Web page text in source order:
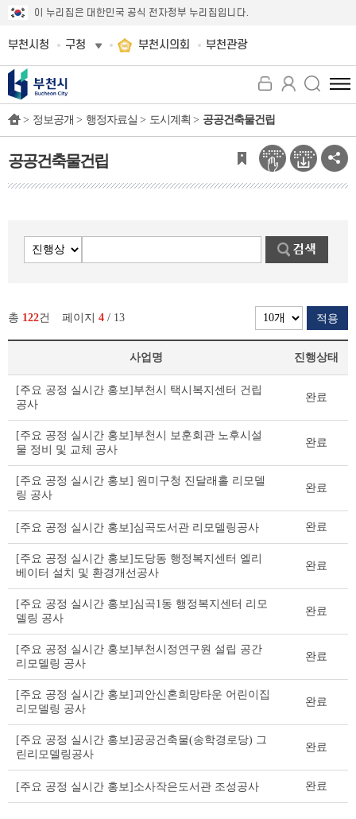
이 누리집은 대한민국 공식 전자정부 누리집입니다.
부천시청 구청 부천시의회 부천관광
전
체
뉴
보
기
> 정보공개 > 행정자료실 > 도시계획 > 공공건축물건립
공공건축물건립
총 122건 페이지 4 / 13 적용
공
공
축
물
건
립
리
스
트
테
이
블
사업명 진행상태
[주요 공정 실시간 홍보]부천시 택시복지센터 건립
공사
완료
[주요 공정 실시간 홍보]부천시 보훈회관 노후시설
물 정비 및 교체 공사
완료
[주요 공정 실시간 홍보] 원미구청 진달래홀 리모델
링 공사
완료
[주요 공정 실시간 홍보]심곡도서관 리모델링공사 완료
[주요 공정 실시간 홍보]도당동 행정복지센터 엘리
베이터 설치 및 환경개선공사
완료
[주요 공정 실시간 홍보]심곡1동 행정복지센터 리모
델링 공사
완료
[주요 공정 실시간 홍보]부천시정연구원 설립 공간
리모델링 공사
완료
[주요 공정 실시간 홍보]괴안신혼희망타운 어린이집
리모델링 공사
완료
[주요 공정 실시간 홍보]공공건축물(송학경로당) 그
린리모델링공사
완료
[주요 공정 실시간 홍보]소사작은도서관 조성공사 완료